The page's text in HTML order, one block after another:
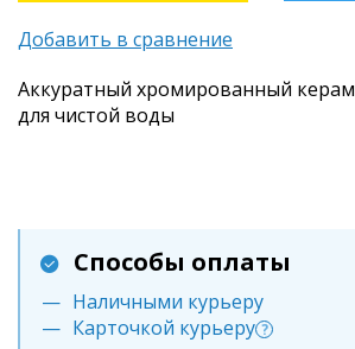
Добавить в сравнение
Аккуратный хромированный
для чистой воды
Способы оплаты
Наличными курьеру
Карточкой курьеру ?